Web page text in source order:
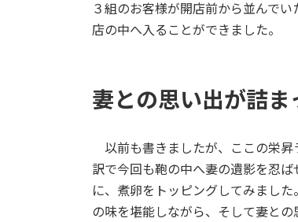
３組のお客様が開店前から並んで
店の中へ入ることができました。
妻との思い出が詰ま
以前も書きましたが、ここの栄
訳で今回も鞄の中へ妻の遺影を忍
に、煮卵をトッピングしてみまし
の味を堪能しながら、そして妻と